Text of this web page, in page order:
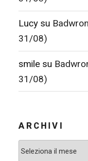
Lucy su
31/08)
smile su
31/08)
ARCHIVI
Archivi